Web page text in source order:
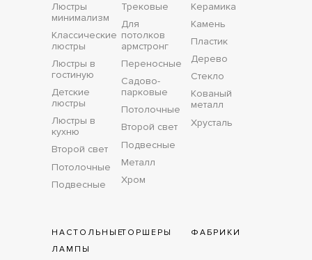
Люстры
минимализм
Классические
люстры
Люстры в
гостиную
Детские
люстры
Люстры в
кухню
Второй свет
Потолочные
Подвесные
Трековые
Для
потолков
армстронг
Переносные
Садово-
парковые
Потолочные
Второй свет
Подвесные
Металл
Хром
Керамика
Камень
Пластик
Дерево
Стекло
Кованый
металл
Хрусталь
НАСТОЛЬНЫЕ
ЛАМПЫ
ТОРШЕРЫ ФАБРИКИ